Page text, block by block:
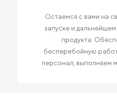
Остаемся с вами на
запуске и
продукта.
бесперебойную
персонал, выполняем